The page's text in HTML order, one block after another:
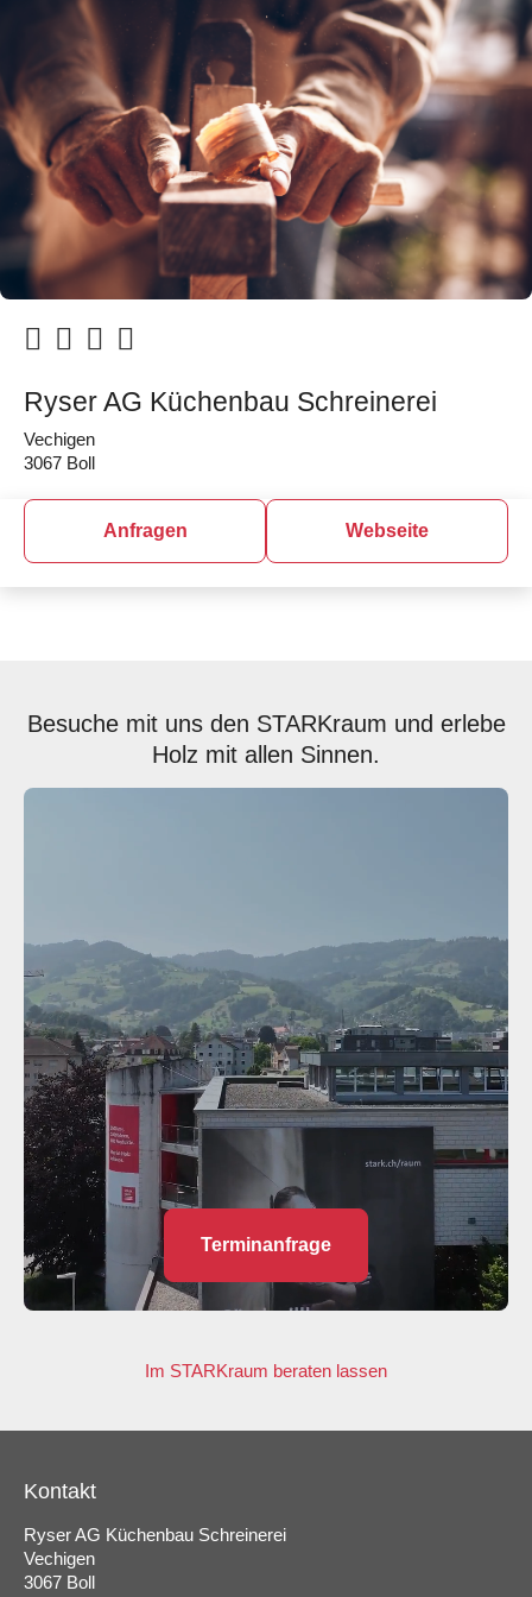
Ryser AG Küchenbau Schreinerei
Vechigen
3067 Boll
Anfragen Webseite
Besuche mit uns den STARKraum und erlebe
Holz mit allen Sinnen.
Terminanfrage
Im STARKraum beraten lassen
Kontakt
Ryser AG Küchenbau Schreinerei
Vechigen
3067 Boll